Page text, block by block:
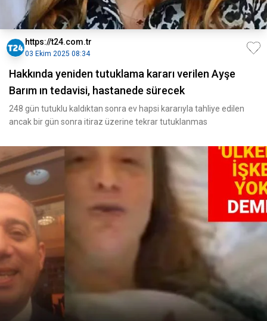
https://t24.com.tr
03 Ekim 2025 08:34
Hakkında yeniden tutuklama kararı verilen Ayşe
Barım ın tedavisi, hastanede sürecek
248 gün tutuklu kaldıktan sonra ev hapsi kararıyla tahliye edilen
ancak bir gün sonra itiraz üzerine tekrar tutuklanmas